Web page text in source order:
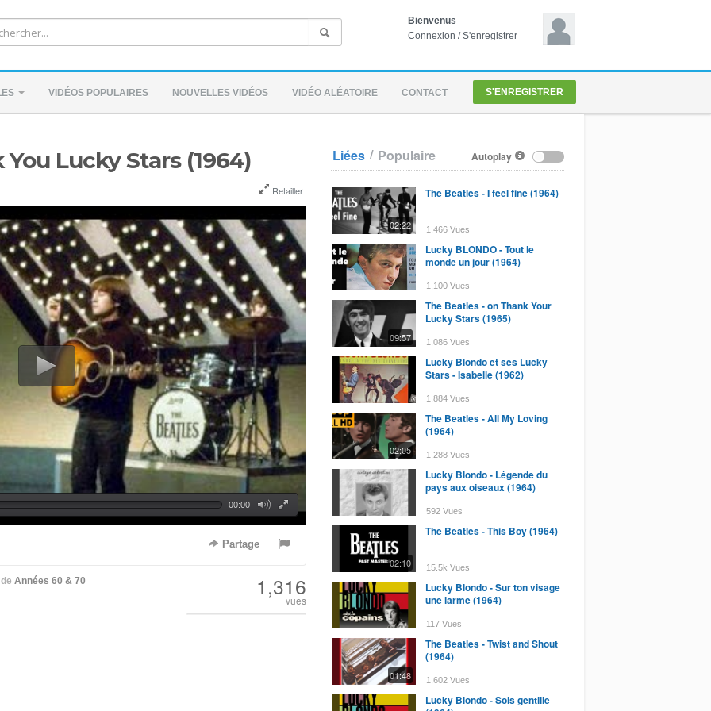
Bienvenus
Connexion /S'enregistrer
VIDÉOS POPULAIRES NOUVELLES VIDÉOS VIDÉO ALÉATOIRE CONTACT S'ENREGISTRER
Lucky Stars (1964)
Retailler
00:00
Partage
de Années 60 & 70 1,316
vues
Autoplay
Liées / Populaire
02:22
The Beatles - I feel fine (1964)
1,466 Vues
Lucky BLONDO - Tout le
monde un jour (1964)
1,100 Vues
09:57
The Beatles - on Thank Your
Lucky Stars (1965)
1,086 Vues
Lucky Blondo et ses Lucky
Stars - Isabelle (1962)
1,884 Vues
02:05
The Beatles - All My Loving
(1964)
1,288 Vues
Lucky Blondo - Légende du
pays aux oiseaux (1964)
592 Vues
02:10
The Beatles - This Boy (1964)
15.5k Vues
Lucky Blondo - Sur ton visage
une larme (1964)
117 Vues
01:48
The Beatles - Twist and Shout
(1964)
1,602 Vues
Lucky Blondo - Sois gentille